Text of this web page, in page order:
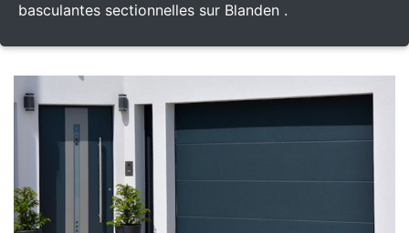
basculantes sectionnelles sur Blanden .